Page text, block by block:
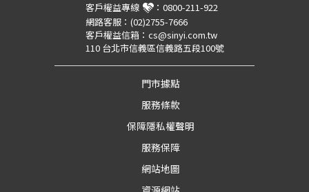
客戶權益專線 ： 0800-211-922
網路客服： (02)2755-7666
客戶權益信箱： cs@sinyi.com.tw
110 台北市信義區信義路五段100號
門市據點
服務條款
保障隱私權聲明
服務保障
網站地圖